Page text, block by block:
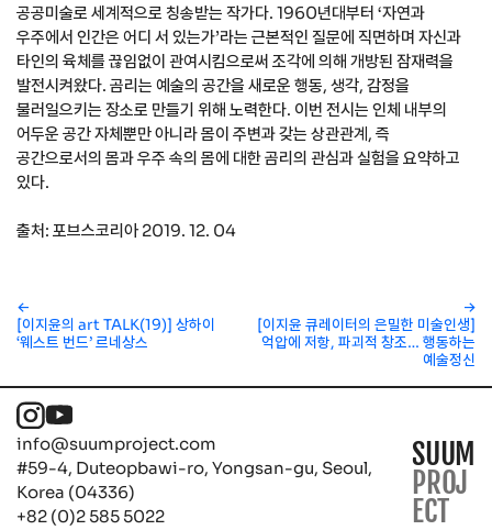
공공미술로 세계적으로 칭송받는 작가다. 1960년대부터 ‘자연과
우주에서 인간은 어디 서 있는가’라는 근본적인 질문에 직면하며 자신과
타인의 육체를 끊임없이 관여시킴으로써 조각에 의해 개방된 잠재력을
발전시켜왔다. 곰리는 예술의 공간을 새로운 행동, 생각, 감정을
불러일으키는 장소로 만들기 위해 노력한다. 이번 전시는 인체 내부의
어두운 공간 자체뿐만 아니라 몸이 주변과 갖는 상관관계, 즉
공간으로서의 몸과 우주 속의 몸에 대한 곰리의 관심과 실험을 요약하고
있다.
출처: 포브스코리아 2019. 12. 04
←
[이지윤의 art TALK(19)] 상하이
‘웨스트 번드’ 르네상스
[이지윤 큐레이터의 은밀한 미술인생]
억압에 저항, 파괴적 창조… 행동하는
예술정신
→
info@suumproject.com
#59-4, Duteopbawi-ro, Yongsan-gu, Seoul,
Korea (04336)
+82 (0)2 585 5022
SUUM
PROJ
ECT